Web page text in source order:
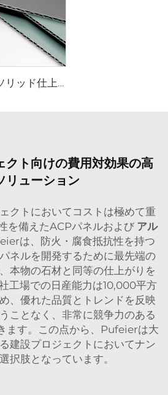
ソリッド仕上げアルミニウム複合板 - 4mm x 1220mm x 2440mm
クト向けの費用対効果の高
リューション
クトにおいてコストは極めて重
を備えたACPパネルおよび アル
は、防火・腐食抵抗性を持つ
ネルを開発するために最先端の
本物の石材と同等の仕上がりを
工場での日産能力は10,000平方
、優れた品質とトレンドを反映
ことなく、非常に競争力のある
ます。この点から、Pufeierは大
建設プロジェクトにおいてナン
択肢となっています。